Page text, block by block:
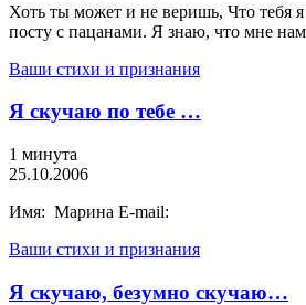
Хоть ты может и не веришь, Что тебя
посту с пацанами. Я знаю, что мне
Ваши стихи и признания
Я скучаю по тебе …
1 минута
25.10.2006
Имя: Марина E-mail:
Ваши стихи и признания
Я скучаю, безумно скучаю…